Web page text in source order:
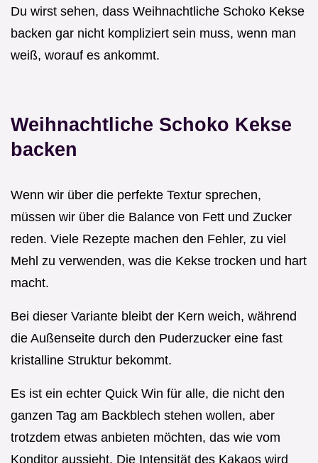
Du wirst sehen, dass Weihnachtliche Schoko Kekse
backen gar nicht kompliziert sein muss, wenn man
weiß, worauf es ankommt.
Weihnachtliche Schoko Kekse
backen
Wenn wir über die perfekte Textur sprechen,
müssen wir über die Balance von Fett und Zucker
reden. Viele Rezepte machen den Fehler, zu viel
Mehl zu verwenden, was die Kekse trocken und hart
macht.
Bei dieser Variante bleibt der Kern weich, während
die Außenseite durch den Puderzucker eine fast
kristalline Struktur bekommt.
Es ist ein echter Quick Win für alle, die nicht den
ganzen Tag am Backblech stehen wollen, aber
trotzdem etwas anbieten möchten, das wie vom
Konditor aussieht. Die Intensität des Kakaos wird